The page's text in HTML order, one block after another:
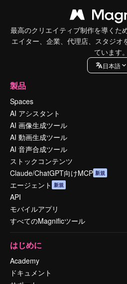
最高のクリエイティブ制作を導くた
エイター、企業、代理店、スタジオ
ています。
日本語
製品
Spaces
AI アシスタント
AI 画像生成ツール
AI 動画生成ツール
AI 音声合成ツール
ストックコンテンツ
Claude/ChatGPT向けMCP 新規
エージェント 新規
API
モバイルアプリ
すべてのMagnificツール
はじめに
Academy
ドキュメント